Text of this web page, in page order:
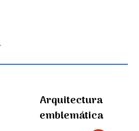
Arquitectura
emblemática